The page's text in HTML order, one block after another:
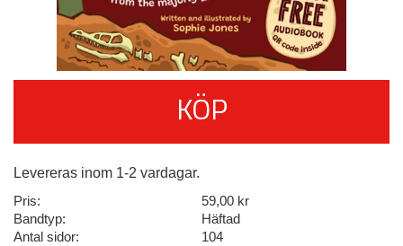
KÖP
Levereras inom 1-2 vardagar.
Pris:
59,00 kr
Bandtyp:
Häftad
Antal sidor:
104